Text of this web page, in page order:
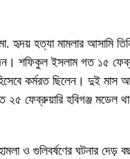
হৃদয় হত্যা মামলার আসামি
শফিকুল ইসলাম গত ১৫
কর্মরত ছিলেন। দুই মাস
ফেব্রুয়ারি হবিগঞ্জ মডেল
ও গুলিবর্ষণের ঘটনার দেড়